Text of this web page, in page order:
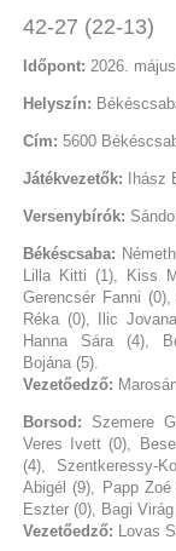
42-27 (22-13)
Időpont: 2026.
Helyszín:
Cím: 5600
Játékvezetők: Ihász
Versenybírók:
Békéscsaba:
Lilla Kitti (1), Kiss
Gerencsér Fanni
Réka (0), Ilic
Hanna Sára (4),
Bojána (5).
Vezetőedző:
Borsod: Szemere
Veres Ivett (0),
(4), Szentkeressy-
Abigél (9), Papp
Eszter (0), Bagi
Vezetőedző: Lovas